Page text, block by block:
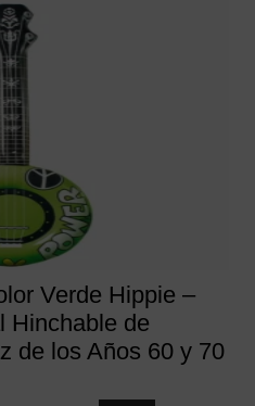
Verde Hippie –
Hinchable de
de los Años 60 y 70